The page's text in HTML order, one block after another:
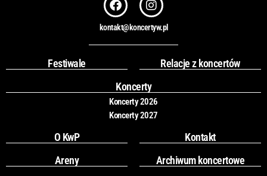
a
c
e
b
o
k
n
s
t
a
r
a
m
kontakt@koncertyw.pl
Festiwale
Relacje z koncertów
Koncerty
Koncerty 2026
Koncerty 2027
O KwP
Kontakt
Areny
Archiwum koncertowe